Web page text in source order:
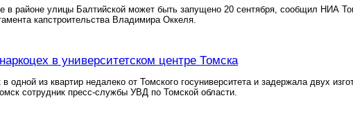
в районе улицы Балтийской может быть запущено 20 сентября, сообщил НИА
капстроительства Владимира Оккеля.
в университетском центре Томска
из квартир недалеко от Томского госуниверситета и задержала двух
сотрудник пресс-службы УВД по Томской области.